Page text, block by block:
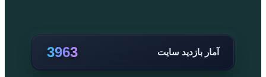
آمار بازدید سایت 3963